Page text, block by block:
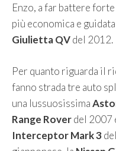
Enzo, a far battere
più economica e
Giulietta QVdel 2012.
Per quanto riguarda il
fanno strada tre auto
una lussuosissima
Range Roverdel 2007
Interceptor Mark 3